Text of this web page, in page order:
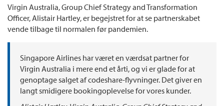
Virgin Australia, Group Chief Strategy and Transformation
Officer, Alistair Hartley, er begejstret for at se partnerskabet
vende tilbage til normalen før pandemien.
Singapore Airlines har været en værdsat partner for
Virgin Australia i mere end et årti, og vi er glade for at
genoptage salget af codeshare-flyvninger. Det giver en
langt smidigere bookingoplevelse for vores kunder.